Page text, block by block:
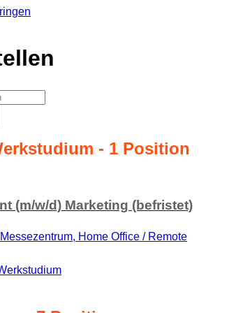
- 1 Position
(m/w/d) Marketing (befristet)
Home Office / Remote